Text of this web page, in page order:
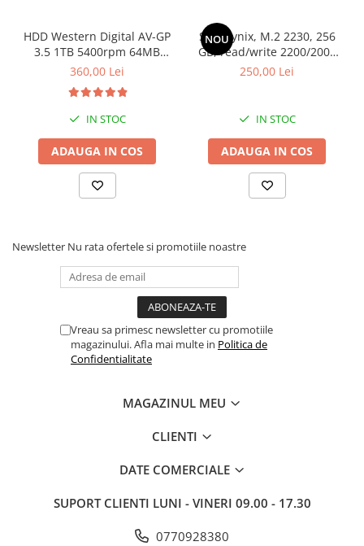
HDD Western Digital AV-GP
3.5 1TB 5400rpm 64MB
SATA3 (WD10EURX)
360,00 Lei
IN STOC
ADAUGA IN COS
NOU
SSD Hynix, M.2 2230, 256
GB, read/write 2200/2000
MB/s, bulk
250,00 Lei
IN STOC
ADAUGA IN COS
Newsletter Nu rata ofertele si promotiile noastre
Vreau sa primesc newsletter cu promotiile
magazinului. Afla mai multe in Politica de
Confidentialitate
MAGAZINUL MEU
CLIENTI
DATE COMERCIALE
SUPORT CLIENTI LUNI - VINERI 09.00 - 17.30
0770928380